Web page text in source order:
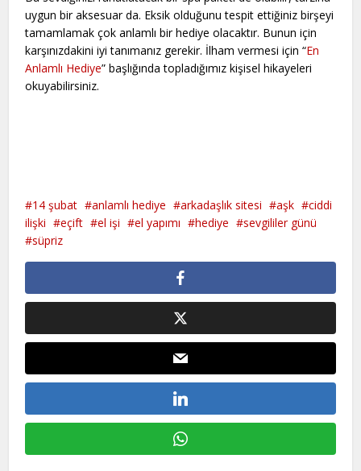
uygun bir aksesuar da. Eksik olduğunu tespit ettiğiniz birşeyi
tamamlamak çok anlamlı bir hediye olacaktır. Bunun için
karşınızdakini iyi tanımanız gerekir. İlham vermesi için “En
Anlamlı Hediye” başlığında topladığımız kişisel hikayeleri
okuyabilirsiniz.
14 şubat anlamlı hediye arkadaşlık sitesi aşk
ciddi
ilişki
eçift el işi el yapımı hediye
sevgililer günü
süpriz